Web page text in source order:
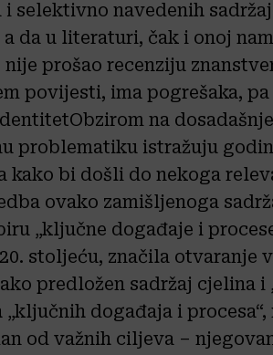
selektivno navedenih
da u literaturi, čak i onoj
prošao recenziju
povijesti, ima pogrešaka,
Obzirom na
problematiku istražuju
kako bi došli do nekoga
ovako zamišljenoga
„ključne događaje i
stoljeću, značila otvaranje
predložen sadržaj cjelina i
događaja i
od važnih ciljeva –